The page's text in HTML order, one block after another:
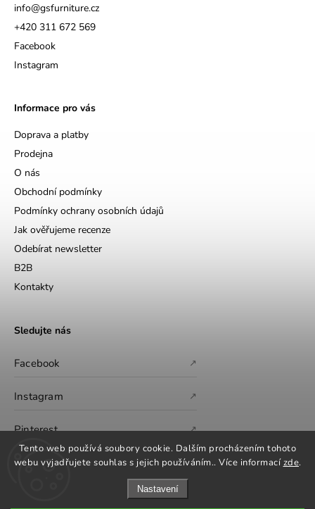
Tento web používá soubory cookie. Dalším procházením tohoto
webu vyjadřujete souhlas s jejich používáním.. Více informacízde.
Nastavení
info@gsfurniture.cz
+420 311 672 569
Facebook
Instagram
Informace pro vás
Doprava a platby
Prodejna
O nás
Obchodní podmínky
Podmínky ochrany osobních údajů
Jak ověřujeme recenze
Odebírat newsletter
B2B
Kontakty
Sledujte nás
Facebook ↗
Instagram ↗
Pinterest ↗